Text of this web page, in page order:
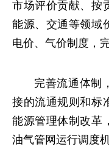
市场评价贡献、按
能源、交通等领域
电价、气价制度，
完善流通体制
接的流通规则和标
能源管理体制改革
油气管网运行调度机